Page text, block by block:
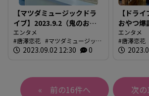
【マツダミュージックドラ
イブ】2023.9.2（鬼のおや
つ MIKIYO）
エンタメ
唐澤恋花
マツダミュージック
ドライブ
2023.09.02 12:30 0
【ドラ
おやつ爆
舌鼓（マ
ドライブ
エンタメ
唐澤恋花
ドライブ
«